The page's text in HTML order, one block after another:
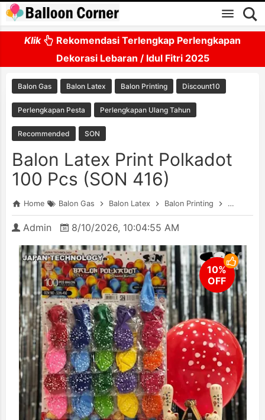
Skip to main content
Klik
Rekomendasi Terlengkap Perlengkapan
Dekorasi Lebaran / Idul Fitri 2025
Balon Gas Balon Latex Balon Printing Discount10
Perlengkapan Pesta Perlengkapan Ulang Tahun
Recommended SON
Balon Latex Print Polkadot
100 Pcs (SON 416)
Home Balon Gas Balon Latex Balon Printing
Admin 8/10/2026, 10:04:55 AM